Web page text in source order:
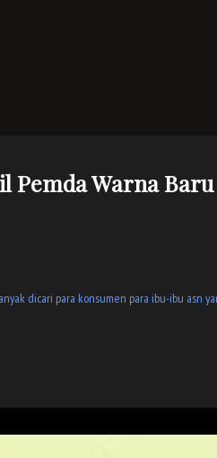
Pemda Warna Baru
dicari para konsumen para ibu-ibu asn